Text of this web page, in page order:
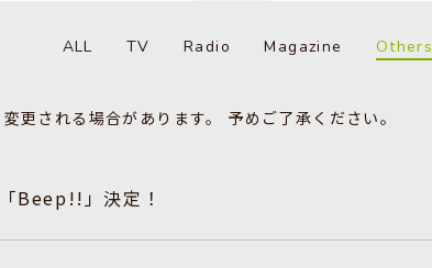
ALL TV Radio Magazine Others
更される場合があります。 予めご了承ください。
Beep!!」決定！